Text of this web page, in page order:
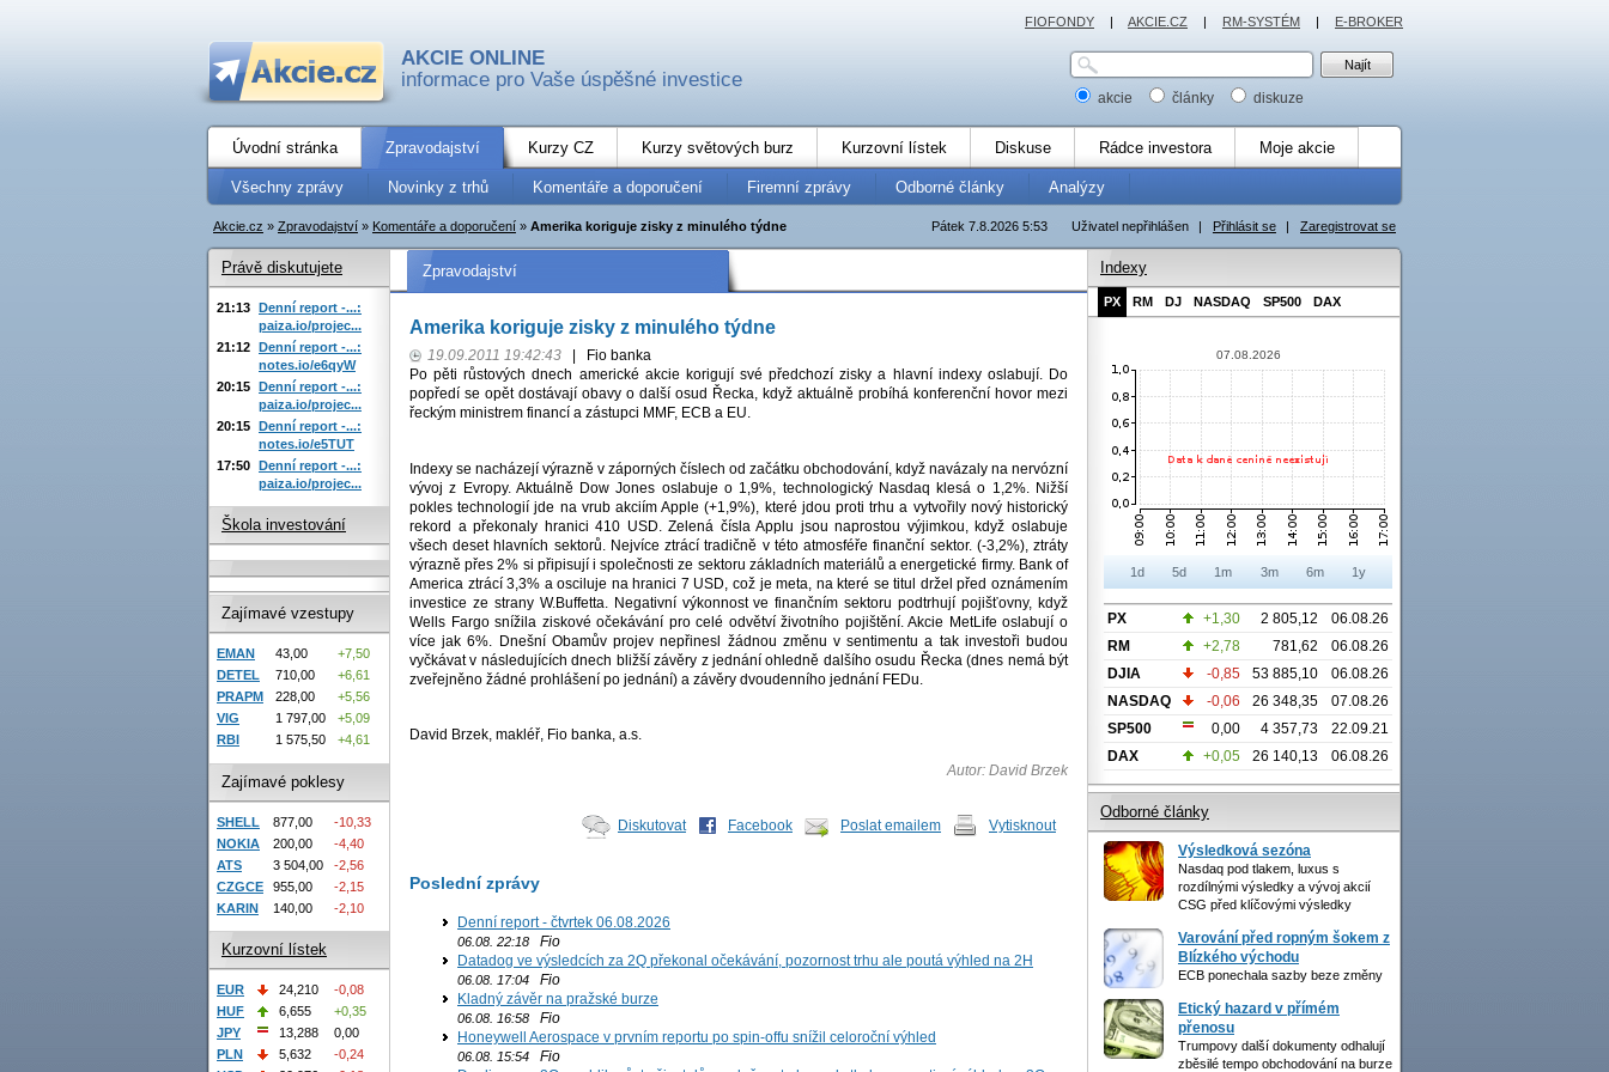
AKCIE ONLINE
informace pro Vaše úspěšné investice
akcie články diskuze
Úvodní stránka Zpravodajství Kurzy CZ Kurzy světových burz Kurzovní lístek Diskuse Rádce investora Moje akcie
Všechny zprávy Novinky z trhů Komentáře a doporučení Firemní zprávy Odborné články Analýzy
Uživatel nepřihlášen | Přihlásit se | Zaregistrovat se
Pátek 7.8.2026 5:53
Akcie.cz » Zpravodajství » Komentáře a doporučení » Amerika koriguje zisky z minulého týdne
Zpravodajství
Amerika koriguje zisky z minulého týdne
19.09.2011 19:42:43
Fio banka
Po pěti růstových dnech americké akcie korigují své předchozí zisky a hlavní indexy oslabují. Do
popředí se opět dostávají obavy o další osud Řecka, když aktuálně probíhá konferenční hovor mezi
řeckým ministrem financí a zástupci MMF, ECB a EU.
Indexy se nacházejí výrazně v záporných číslech od začátku obchodování, když navázaly na nervózní
vývoj z Evropy. Aktuálně Dow Jones oslabuje o 1,9%, technologický Nasdaq klesá o 1,2%. Nižší
pokles technologií jde na vrub akciím Apple (+1,9%), které jdou proti trhu a vytvořily nový historický
rekord a překonaly hranici 410 USD. Zelená čísla Applu jsou naprostou výjimkou, když oslabuje
všech deset hlavních sektorů. Nejvíce ztrácí tradičně v této atmosféře finanční sektor. (-3,2%), ztráty
výrazně přes 2% si připisují i společnosti ze sektoru základních materiálů a energetické firmy. Bank of
America ztrácí 3,3% a osciluje na hranici 7 USD, což je meta, na které se titul držel před oznámením
investice ze strany W.Buffetta. Negativní výkonnost ve finančním sektoru podtrhují pojišťovny, když
Wells Fargo snížila ziskové očekávání pro celé odvětví životního pojištění. Akcie MetLife oslabují o
více jak 6%. Dnešní Obamův projev nepřinesl žádnou změnu v sentimentu a tak investoři budou
vyčkávat v následujících dnech bližší závěry z jednání ohledně dalšího osudu Řecka (dnes nemá být
zveřejněno žádné prohlášení po jednání) a závěry dvoudenního jednání FEDu.
David Brzek, makléř, Fio banka, a.s.
Autor: David Brzek
Diskutovat Facebook Poslat emailem Vytisknout
Poslední zprávy
Denní report - čtvrtek 06.08.2026
06.08. 22:18 Fio
Datadog ve výsledcích za 2Q překonal očekávání, pozornost trhu ale poutá výhled na 2H
06.08. 17:04 Fio
Kladný závěr na pražské burze
06.08. 16:58 Fio
Honeywell Aerospace v prvním reportu po spin-offu snížil celoroční výhled
06.08. 15:54 Fio
Právě diskutujete
21:13 Denní report -...:
paiza.io/projec...
21:12 Denní report -...:
notes.io/e6qyW
20:15 Denní report -...:
paiza.io/projec...
20:15 Denní report -...:
notes.io/e5TUT
17:50 Denní report -...:
paiza.io/projec...
Škola investování
Zajímavé vzestupy
EMAN 43,00
+7,50
DETEL
710,00
+6,61
PRAPM
228,00
+5,56
VIG
1 797,00
+5,09
RBI
1 575,50 +4,61
Zajímavé poklesy
SHELL 877,00
-10,33
NOKIA
200,00
-4,40
ATS
3 504,00
-2,56
CZGCE
955,00
-2,15
KARIN
140,00 -2,10
Kurzovní lístek
EUR 24,210
-0,08
HUF
6,655
+0,35
JPY
13,288
0,00
PLN
5,632
-0,24
Indexy
PX RM DJ NASDAQ SP500 DAX
07.08.2026
1d 5d 1m 3m 6m 1y
PX +1,30 2 805,12
06.08.26
RM
+2,78 781,62
06.08.26
DJIA
-0,85 53 885,10
06.08.26
NASDAQ
-0,06 26 348,35
07.08.26
SP500
0,00 4 357,73
22.09.21
DAX
+0,05 26 140,13 06.08.26
Odborné články
Výsledková sezóna
Nasdaq pod tlakem, luxus s
rozdílnými výsledky a vývoj akcií
CSG před klíčovými výsledky
Varování před ropným šokem z
Blízkého východu
ECB ponechala sazby beze změny
Etický hazard v přímém
přenosu
Trumpovy další dokumenty odhalují
zběsilé tempo obchodování na burze
FIOFONDY | AKCIE.CZ | RM-SYSTÉM | E-BROKER